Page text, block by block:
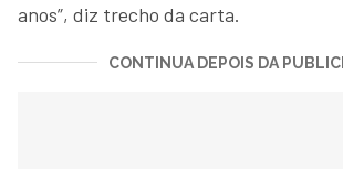
anos”, diz trecho da carta.
CONTINUA DEPOIS DA